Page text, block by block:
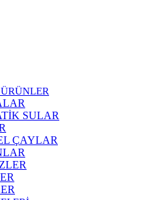
SULAR
ÇAYLAR